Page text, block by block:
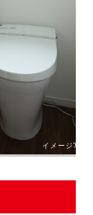
イメージ写真